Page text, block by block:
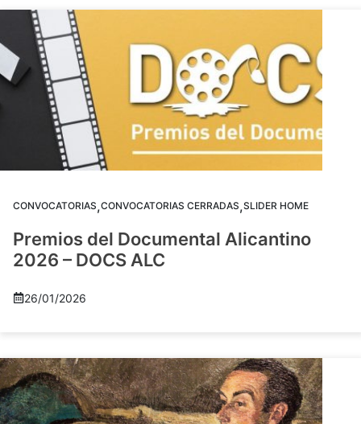
CONVOCATORIAS,CONVOCATORIAS CERRADAS,SLIDER HOME
Premios del Documental Alicantino
2026 – DOCS ALC
26/01/2026